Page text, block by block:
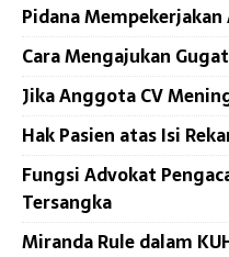
Pidana
Cara Mengajukan
Jika Anggota CV
Hak Pasien atas Isi
Fungsi Advokat
Tersangka
Miranda Rule dalam